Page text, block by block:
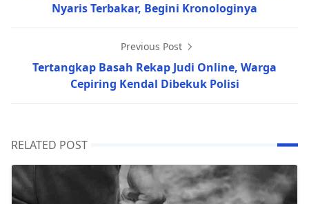
Nyaris Terbakar, Begini Kronologinya
Previous Post
Tertangkap Basah Rekap Judi Online, Warga
Cepiring Kendal Dibekuk Polisi
RELATED POST